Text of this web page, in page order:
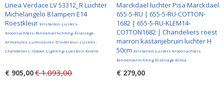
Linea Verdace LV 53312_R Luchter
Michelangelo 8 lampen E14
Roestkleur Kristallen-Lusters-
Kroonluchters-Binnenverlichting-Éclairage-
Armatures-Luminaires-D'intérieur-Lustres-
Chandeliers-Indoor-Lighting-Luestern-Kronle
€ 905,00€ 1.093,00
Marckdael luchter Pisa Marckdael
655-5-RU | 655-5-RU-COTTON-
1682 | 655-5-RU-KLEM14-
COTTON1682 | Chandeliers roest
marron kastanjebruin luchter H
50cm Kristallen Lusters Kroonluchters
Binnenverlichting Éclairage Arma
€ 279,00